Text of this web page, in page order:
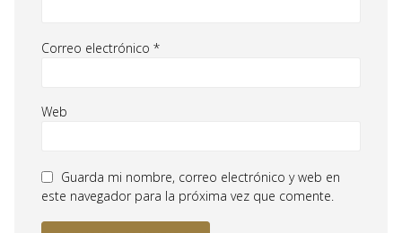
Correo electrónico *
Web
Guarda mi nombre, correo electrónico y web en
este navegador para la próxima vez que comente.